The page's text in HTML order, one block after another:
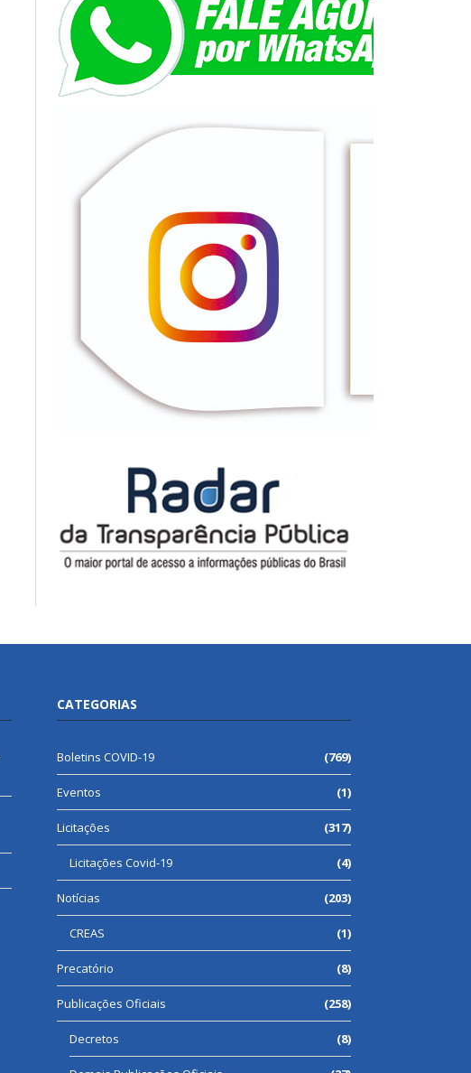
CATEGORIAS
Boletins COVID-19 (769)
Eventos (1)
Licitações (317)
Licitações Covid-19 (4)
Notícias (203)
CREAS (1)
Precatório (8)
Publicações Oficiais (258)
Decretos (8)